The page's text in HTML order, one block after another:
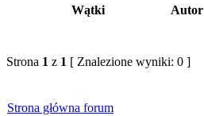
Wątki Autor
Strona 1 z 1 [ Znalezione wyniki: 0 ]
Strona główna forum